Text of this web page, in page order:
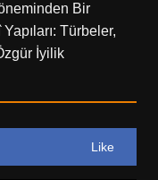
Bir
Türbeler,
İyilik
Like